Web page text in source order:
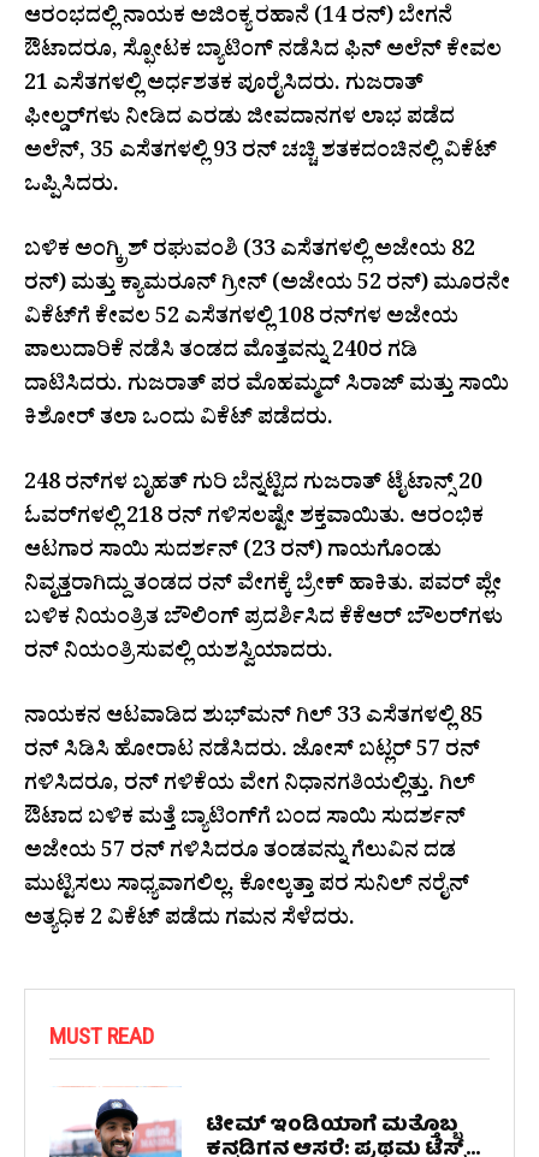
ಆರಂಭದಲ್ಲಿ ನಾಯಕ ಅಜಿಂಕ್ಯ ರಹಾನೆ (14 ರನ್) ಬೇಗನೆ
ಔಟಾದರೂ, ಸ್ಫೋಟಕ ಬ್ಯಾಟಿಂಗ್ ನಡೆಸಿದ ಫಿನ್ ಅಲೆನ್ ಕೇವಲ
21 ಎಸೆತಗಳಲ್ಲಿ ಅರ್ಧಶತಕ ಪೂರೈಸಿದರು. ಗುಜರಾತ್
ಫೀಲ್ಡರ್‌ಗಳು ನೀಡಿದ ಎರಡು ಜೀವದಾನಗಳ ಲಾಭ ಪಡೆದ
ಅಲೆನ್, 35 ಎಸೆತಗಳಲ್ಲಿ 93 ರನ್ ಚಚ್ಚಿ ಶತಕದಂಚಿನಲ್ಲಿ ವಿಕೆಟ್
ಒಪ್ಪಿಸಿದರು.
ಬಳಿಕ ಅಂಗ್ಕ್ರಿಶ್ ರಘುವಂಶಿ (33 ಎಸೆತಗಳಲ್ಲಿ ಅಜೇಯ 82
ರನ್) ಮತ್ತು ಕ್ಯಾಮರೂನ್ ಗ್ರೀನ್ (ಅಜೇಯ 52 ರನ್) ಮೂರನೇ
ವಿಕೆಟ್‌ಗೆ ಕೇವಲ 52 ಎಸೆತಗಳಲ್ಲಿ 108 ರನ್‌ಗಳ ಅಜೇಯ
ಪಾಲುದಾರಿಕೆ ನಡೆಸಿ ತಂಡದ ಮೊತ್ತವನ್ನು 240ರ ಗಡಿ
ದಾಟಿಸಿದರು. ಗುಜರಾತ್ ಪರ ಮೊಹಮ್ಮದ್ ಸಿರಾಜ್ ಮತ್ತು ಸಾಯಿ
ಕಿಶೋರ್ ತಲಾ ಒಂದು ವಿಕೆಟ್ ಪಡೆದರು.
248 ರನ್‌ಗಳ ಬೃಹತ್ ಗುರಿ ಬೆನ್ನಟ್ಟಿದ ಗುಜರಾತ್ ಟೈಟಾನ್ಸ್ 20
ಓವರ್‌ಗಳಲ್ಲಿ 218 ರನ್ ಗಳಿಸಲಷ್ಟೇ ಶಕ್ತವಾಯಿತು. ಆರಂಭಿಕ
ಆಟಗಾರ ಸಾಯಿ ಸುದರ್ಶನ್ (23 ರನ್) ಗಾಯಗೊಂಡು
ನಿವೃತ್ತರಾಗಿದ್ದು ತಂಡದ ರನ್ ವೇಗಕ್ಕೆ ಬ್ರೇಕ್ ಹಾಕಿತು. ಪವರ್ ಪ್ಲೇ
ಬಳಿಕ ನಿಯಂತ್ರಿತ ಬೌಲಿಂಗ್ ಪ್ರದರ್ಶಿಸಿದ ಕೆಕೆಆರ್ ಬೌಲರ್‌ಗಳು
ರನ್ ನಿಯಂತ್ರಿಸುವಲ್ಲಿ ಯಶಸ್ವಿಯಾದರು.
ನಾಯಕನ ಆಟವಾಡಿದ ಶುಭ್‌ಮನ್ ಗಿಲ್ 33 ಎಸೆತಗಳಲ್ಲಿ 85
ರನ್ ಸಿಡಿಸಿ ಹೋರಾಟ ನಡೆಸಿದರು. ಜೋಸ್ ಬಟ್ಲರ್ 57 ರನ್
ಗಳಿಸಿದರೂ, ರನ್ ಗಳಿಕೆಯ ವೇಗ ನಿಧಾನಗತಿಯಲ್ಲಿತ್ತು. ಗಿಲ್
ಔಟಾದ ಬಳಿಕ ಮತ್ತೆ ಬ್ಯಾಟಿಂಗ್‌ಗೆ ಬಂದ ಸಾಯಿ ಸುದರ್ಶನ್
ಅಜೇಯ 57 ರನ್ ಗಳಿಸಿದರೂ ತಂಡವನ್ನು ಗೆಲುವಿನ ದಡ
ಮುಟ್ಟಿಸಲು ಸಾಧ್ಯವಾಗಲಿಲ್ಲ. ಕೋಲ್ಕತ್ತಾ ಪರ ಸುನಿಲ್ ನರೈನ್
ಅತ್ಯಧಿಕ 2 ವಿಕೆಟ್ ಪಡೆದು ಗಮನ ಸೆಳೆದರು.
MUST READ
ಟೀಮ್ ಇಂಡಿಯಾಗೆ ಮತ್ತೊಬ್ಬ
ಕನ್ನಡಿಗನ ಆಸರೆ: ಪ್ರಥಮ ಟೆಸ್ಟ್...